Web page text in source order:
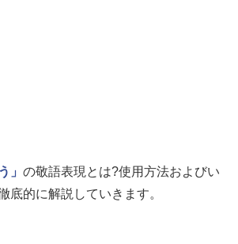
」 の敬語表現とは?使用方法およびい
底的に解説していきます。